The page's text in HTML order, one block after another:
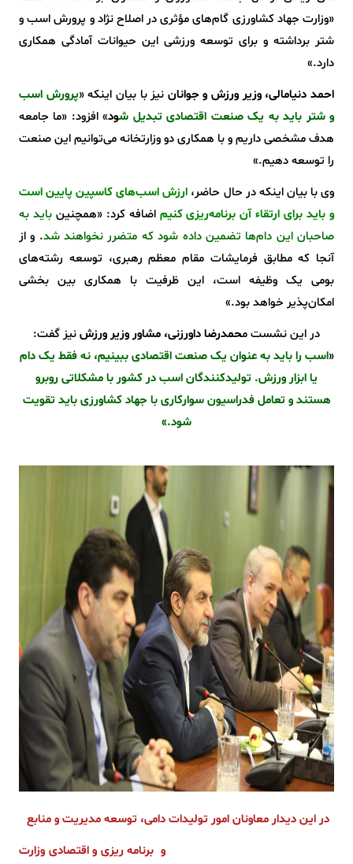
«وزارت جهاد کشاورزی گام‌های مؤثری در اصلاح نژاد و پرورش اسب و
شتر برداشته و برای توسعه ورزشی این حیوانات آمادگی همکاری
دارد.»
احمد دنیامالی، وزیر ورزش و جوانان نیز با بیان اینکه «پرورش اسب
و شتر باید به یک صنعت اقتصادی تبدیل شود» افزود: «ما جامعه
هدف مشخصی داریم و با همکاری دو وزارتخانه می‌توانیم این صنعت
را توسعه دهیم.»
وی با بیان اینکه در حال حاضر، ارزش اسب‌های کاسپین پایین است
و باید برای ارتقاء آن برنامه‌ریزی کنیم اضافه کرد: «همچنینباید به
صاحبان این دام‌ها تضمین داده شود که متضرر نخواهند شد. و از
آنجا که مطابق فرمایشات مقام معظم رهبری، توسعه رشته‌های
بومی یک وظیفه است، این ظرفیت با همکاری بین بخشی
امکان‌پذیر خواهد بود.»
در این نشست محمدرضا داورزنی، مشاور وزیر ورزشنیز گفت:
«اسب را باید به عنوان یک صنعت اقتصادی ببینیم، نه فقط یک دام
یا ابزار ورزش. تولیدکنندگان اسب در کشور با مشکلاتی روبرو
هستند و تعامل فدراسیون سوارکاری با جهاد کشاورزی باید تقویت
شود.»
در این دیدار معاونان امور تولیدات دامی، توسعه مدیریت و منابع
و برنامه ریزی و اقتصادی وزارت